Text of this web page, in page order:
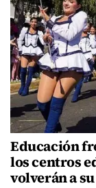
Educación
los centros
volverán a